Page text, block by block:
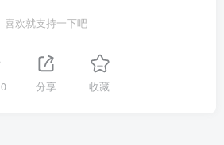
喜欢就支持一下吧
0 分享 收藏